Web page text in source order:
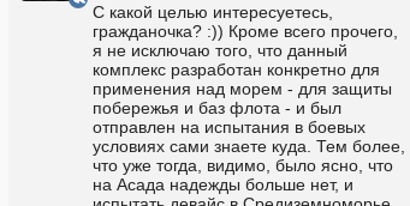
С какой целью интересуетесь,
гражданочка? :)) Кроме всего прочего,
я не исключаю того, что данный
комплекс разработан конкретно для
применения над морем - для защиты
побережья и баз флота - и был
отправлен на испытания в боевых
условиях сами знаете куда. Тем более,
что уже тогда, видимо, было ясно, что
на Асада надежды больше нет, и